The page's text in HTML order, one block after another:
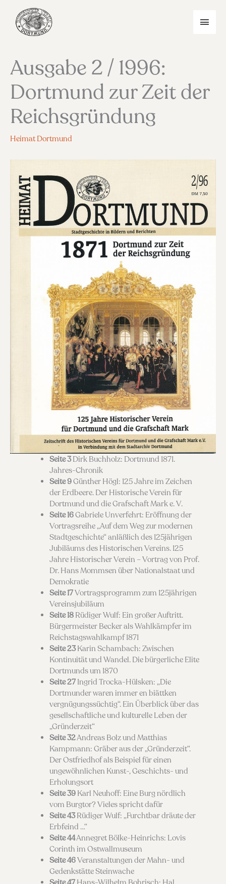
Inhalt
springen
Ausgabe 2 / 1996:
Dortmund zur Zeit der
Reichsgründung
Heimat Dortmund
Seite 3Dirk Buchholz: Dortmund 1871.
Jahres-Chronik
Seite 9Günther Högl: 125 Jahre im Zeichen
der Erdbeere. Der Historische Verein für
Dortmund und die Grafschaft Mark e. V.
Seite 16Gabriele Unverfehrt: Eröffnung der
Vortragsreihe „Auf dem Weg zur modernen
Stadtgeschichte“ anläßlich des 125jährigen
Jubiläums des Historischen Vereins. 125
Jahre Historischer Verein – Vortrag von Prof.
Dr. Hans Mommsen über Nationalstaat und
Demokratie
Seite 17Vortragsprogramm zum 125jährigen
Vereinsjubiläum
Seite 18Rüdiger Wulf: Ein großer Auftritt.
Bürgermeister Becker als Wahlkämpfer im
Reichstagswahlkampf 1871
Seite 23Karin Schambach: Zwischen
Kontinuität und Wandel. Die bürgerliche Elite
Dortmunds um 1870
Seite 27Ingrid Trocka-Hülsken: „Die
Dortmunder waren immer en biättken
vergnügungssüchtig“. Ein Überblick über das
gesellschaftliche und kulturelle Leben der
„Gründerzeit“
Seite 32Andreas Bolz und Matthias
Kampmann: Gräber aus der „Gründerzeit“.
Der Ostfriedhof als Beispiel für einen
ungewöhnlichen Kunst-, Geschichts- und
Erholungsort
Seite 39Karl Neuhoff: Eine Burg nördlich
vom Burgtor? Vieles spricht dafür
Seite 43Rüdiger Wulf: „Furchtbar dräute der
Erbfeind …“
Seite 44Annegret Bölke-Heinrichs: Lovis
Corinth im Ostwallmuseum
Seite 46Veranstaltungen der Mahn- und
Gedenkstätte Steinwache